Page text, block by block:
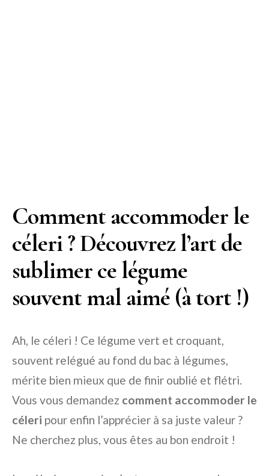
Comment accommoder le
céleri ? Découvrez l’art de
sublimer ce légume
souvent mal aimé (à tort !)
Ah, le céleri ! Ce légume vert et croquant,
souvent relégué au fond du bac à légumes,
mérite bien mieux que de finir oublié et flétri.
Vous vous demandez comment accommoder le
céleri pour enfin l’apprécier à sa juste valeur ?
Ne cherchez plus, vous êtes au bon endroit !